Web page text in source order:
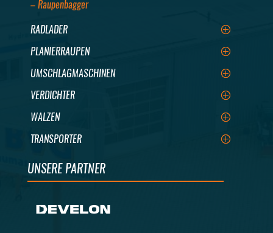
– Raupenbagger
RADLADER
PLANIERRAUPEN
UMSCHLAGMASCHINEN
VERDICHTER
WALZEN
TRANSPORTER
UNSERE PARTNER